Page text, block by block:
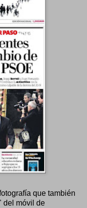
que también
del móvil de